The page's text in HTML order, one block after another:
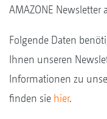
AMAZONE
Folgende Daten
Ihnen unseren
Informationen zu
finden sie hier.